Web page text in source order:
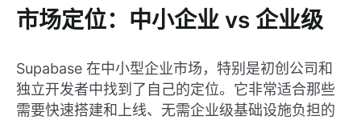
市场定位：中小企业 vs 企业级
Supabase 在中小型企业市场，特别是初创公司和
独立开发者中找到了自己的定位。它非常适合那些
需要快速搭建和上线、无需企业级基础设施负担的